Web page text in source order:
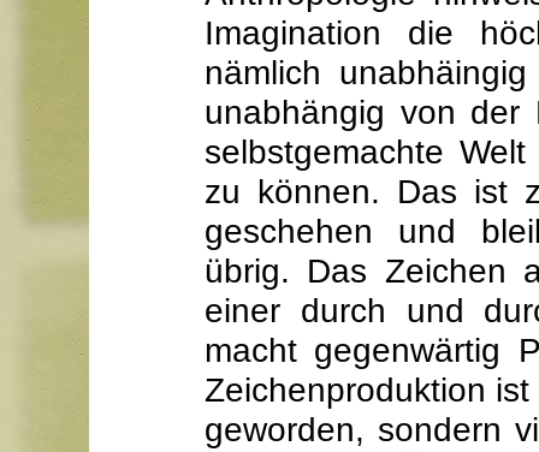
Imagination die
nämlich
unabhängig von der
selbstgemachte
zu können. Das ist
geschehen und
übrig. Das Zeichen
einer durch und
macht gegenwärtig
Zeichenproduktion
geworden, sondern